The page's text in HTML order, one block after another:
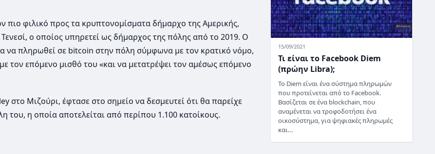
πιο φιλικό προς τα κρυπτονομίσματα δήμαρχο της Αμερικής,
ο οποίος υπηρετεί ως δήμαρχος της πόλης από το 2019. Ο
να πληρωθεί σε bitcoin στην πόλη σύμφωνα με τον κρατικό νόμο,
τον επόμενο μισθό του «και να μετατρέψει τον αμέσως επόμενο
στο Μιζούρι, έφτασε στο σημείο να δεσμευτεί ότι θα παρείχε
του, η οποία αποτελείται από περίπου 1.100 κατοίκους.
15/09/2021
Τι είναι το Facebook Diem
(πρώην Libra);
Το Diem είναι ένα σύστημα πληρωμών
που προτείνεται από το Facebook.
Βασίζεται σε ένα blockchain, που
αναμένεται να τροφοδοτήσει ένα
οικοσύστημα, για ψηφιακές πληρωμές
και…